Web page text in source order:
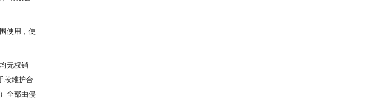
使用，使
无权销
段维护合
全部由侵